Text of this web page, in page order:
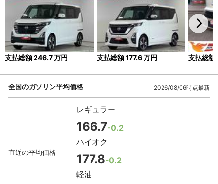
支払総額246.7万円 支払総額177.6万円 支払総額
全国のガソリン平均価格 2026/08/06時点最新
直近の平均価格
レギュラー
166.7-0.2
ハイオク
177.8-0.2
軽油